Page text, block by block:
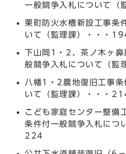
一般競争入札について（
栗町防火水槽新設工事条
いて（監理課）・・・
下山岡1・2、茶ノ木ヶ鼻
般競争入札について（監
八幡1・2農地復旧工事条
いて（監理課）・・・
こども家庭センター整備
条件付一般競争入札につ
224